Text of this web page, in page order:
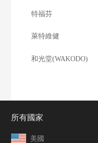
特福芬
萊特維健
和光堂(WAKODO)
所有國家
美國